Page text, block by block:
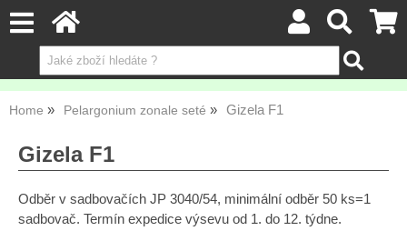
Home Pelargonium zonale seté Gizela F1
Gizela F1
Odběr v sadbovačích JP 3040/54, minimální odběr 50 ks=1
sadbovač. Termín expedice výsevu od 1. do 12. týdne.